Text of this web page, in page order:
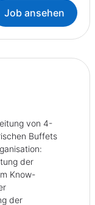
Job ansehen
von 4-
Buffets
der
Know-
der